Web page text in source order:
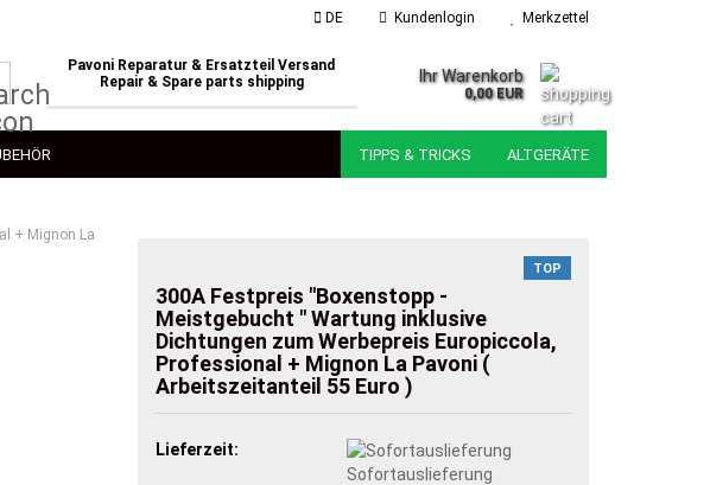
DE Kundenlogin Merkzettel
Pavoni Reparatur & Ersatzteil Versand
Repair & Spare parts shipping
Ihr Warenkorb
0,00 EUR
TIPPS & TRICKS ALTGERÄTE
+ Mignon La
TOP
300A Festpreis "Boxenstopp -
Meistgebucht " Wartung inklusive
Dichtungen zum Werbepreis Europiccola,
Professional + Mignon La Pavoni (
Arbeitszeitanteil 55 Euro )
Lieferzeit:
Sofortauslieferung